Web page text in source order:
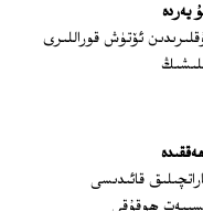
يەردە
ئۆتۈش قوراللىرى
قائىدىسى